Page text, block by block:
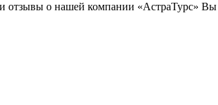
о нашей компании «АстраТурс» Вы